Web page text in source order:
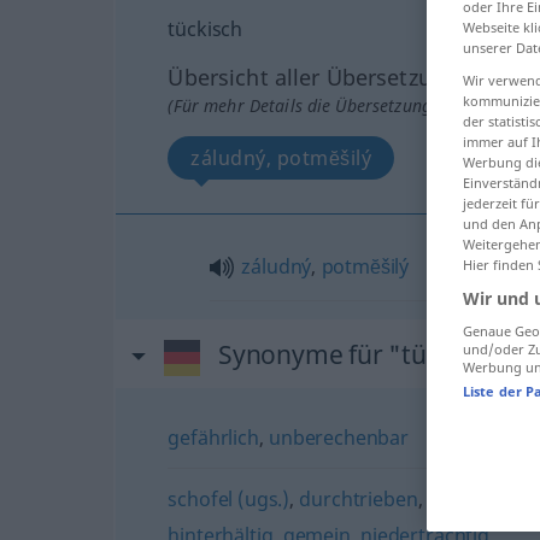
tückisch
Übersicht aller Übersetzungen
(Für mehr Details die Übersetzung anklicken/
záludný, potmĕšilý
záludný, potmĕšilý
Synonyme für "tückisch"
gefährlich, unberechenbar
schofel (ugs.), durchtrieben,
oder Ihre
Webseite
unserer
Wir
der
immer auf
Werbung
jederzeit
und den
Hier finden
Wir und
Genaue
und/oder
Werbung
Liste der